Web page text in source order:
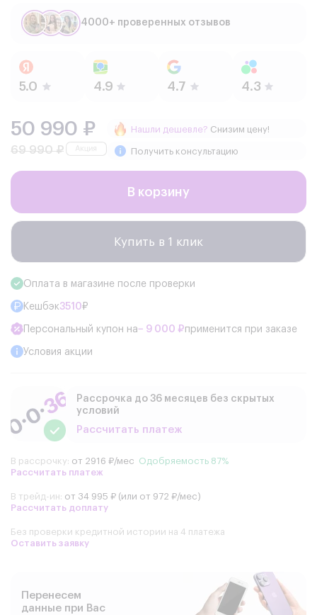
4000+ проверенных отзывов
50 990 ₽
69 990 ₽
Нашли дешевле? Снизим цену!
Получить консультацию
В корзину
Купить в 1 клик
Оплата в магазине после проверки
Кешбэк3510₽
Персональный купон на− 9 000 ₽применится при заказе
Условия акции
Рассрочка до 36 месяцев без скрытых
условий
Рассчитать платеж
В рассрочку: от 2916 ₽/мес Одобряемость 87%
Рассчитать платеж
В трейд-ин: от 34 995 ₽ (или от 972 ₽/мес)
Рассчитать доплату
Без проверки кредитной истории на 4 платежа
Оставить заявку
Перенесем
данные при Вас